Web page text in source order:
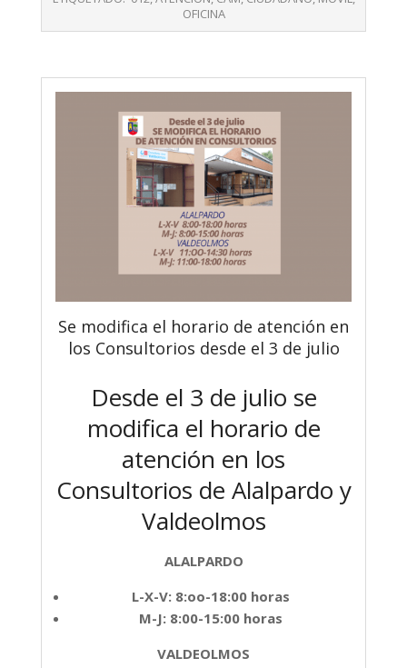
OFICINA
Se modifica el horario de atención en
los Consultorios desde el 3 de julio
Desde el 3 de julio se
modifica el horario de
atención en los
Consultorios de Alalpardo y
Valdeolmos
ALALPARDO
L-X-V: 8:oo-18:00 horas
M-J: 8:00-15:00 horas
VALDEOLMOS